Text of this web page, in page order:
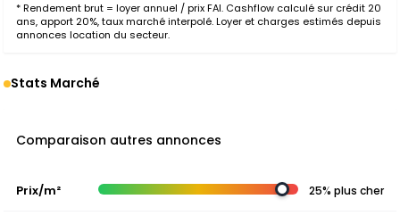
* Rendement brut = loyer annuel / prix FAI. Cashflow calculé sur crédit 20
ans, apport 20%, taux marché interpolé. Loyer et charges estimés depuis
annonces location du secteur.
Stats Marché
Comparaison autres annonces
Prix/m² 25% plus cher